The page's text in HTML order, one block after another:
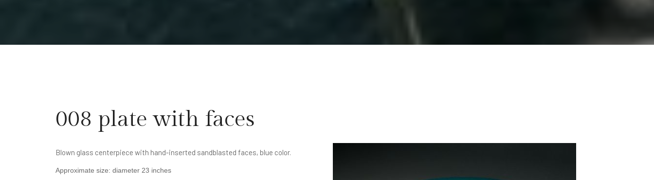
008 plate with faces
Blown glass centerpiece with hand-inserted sandblasted faces, blue color.
Approximate size: diameter 23 inches